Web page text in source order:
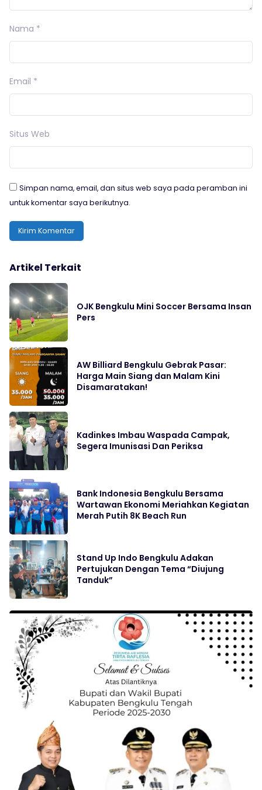
Nama *
Email *
Situs Web
Simpan nama, email, dan situs web saya pada peramban ini
untuk komentar saya berikutnya.
Artikel Terkait
OJK Bengkulu Mini Soccer Bersama Insan
Pers
‎AW Billiard Bengkulu Gebrak Pasar:
Harga Main Siang dan Malam Kini
Disamaratakan!
Kadinkes Imbau Waspada Campak,
Segera Imunisasi Dan Periksa
Bank Indonesia Bengkulu Bersama
Wartawan Ekonomi Meriahkan Kegiatan
Merah Putih 8K Beach Run
Stand Up Indo Bengkulu Adakan
Pertujukan Dengan Tema “Diujung
Tanduk”